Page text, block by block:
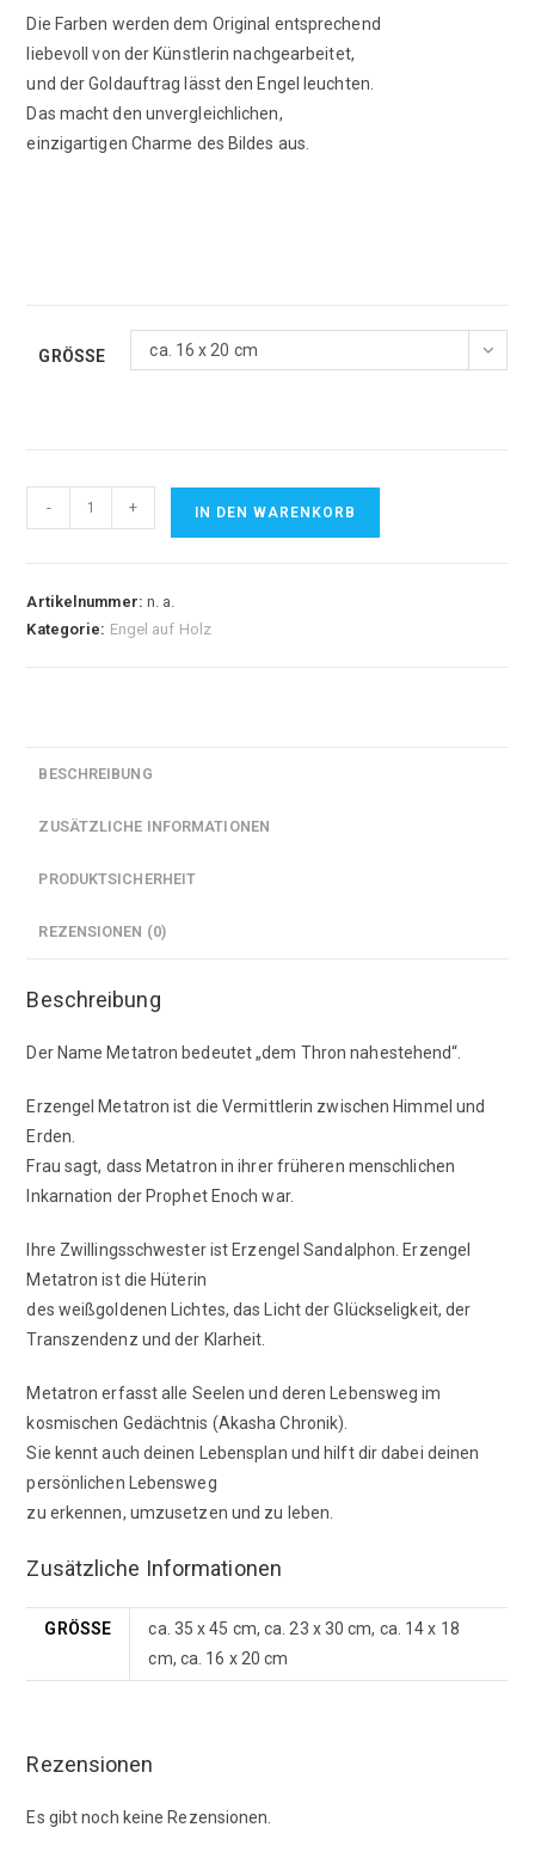
Die Farben werden dem Original entsprechend
liebevoll von der Künstlerin nachgearbeitet,
und der Goldauftrag lässt den Engel leuchten.
Das macht den unvergleichlichen,
einzigartigen Charme des Bildes aus.
GRÖSSE ca. 16 x 20 cm
Erzengel
Metatron
- + IN DEN WARENKORB
Artikelnummer: n. a.
Kategorie: Engel auf Holz
BESCHREIBUNG
ZUSÄTZLICHE INFORMATIONEN
PRODUKTSICHERHEIT
REZENSIONEN (0)
Beschreibung
Der Name Metatron bedeutet „dem Thron nahestehend“.
Erzengel Metatron ist die Vermittlerin zwischen Himmel und
Erden.
Frau sagt, dass Metatron in ihrer früheren menschlichen
Inkarnation der Prophet Enoch war.
Ihre Zwillingsschwester ist Erzengel Sandalphon. Erzengel
Metatron ist die Hüterin
des weißgoldenen Lichtes, das Licht der Glückseligkeit, der
Transzendenz und der Klarheit.
Metatron erfasst alle Seelen und deren Lebensweg im
kosmischen Gedächtnis (Akasha Chronik).
Sie kennt auch deinen Lebensplan und hilft dir dabei deinen
persönlichen Lebensweg
zu erkennen, umzusetzen und zu leben.
Zusätzliche Informationen
GRÖSSE
ca. 35 x 45 cm, ca. 23 x 30 cm, ca. 14 x 18
cm, ca. 16 x 20 cm
Rezensionen
Es gibt noch keine Rezensionen.